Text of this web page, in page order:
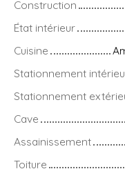
Construction
État intérieur
Cuisine
Stationnement
Stationnement
Cave
Assainissement
Toiture